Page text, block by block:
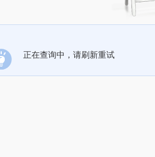
正在查询中，请刷新重试